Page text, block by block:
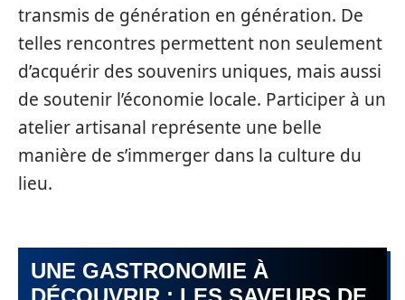
transmis de génération en génération. De
telles rencontres permettent non seulement
d’acquérir des souvenirs uniques, mais aussi
de soutenir l’économie locale. Participer à un
atelier artisanal représente une belle
manière de s’immerger dans la culture du
lieu.
UNE GASTRONOMIE À